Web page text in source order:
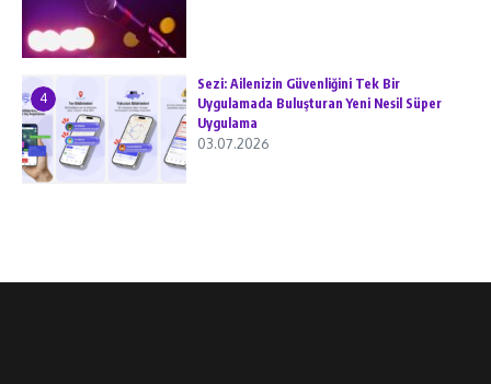
4
Sezi: Ailenizin Güvenliğini Tek Bir
Uygulamada Buluşturan Yeni Nesil Süper
Uygulama
03.07.2026